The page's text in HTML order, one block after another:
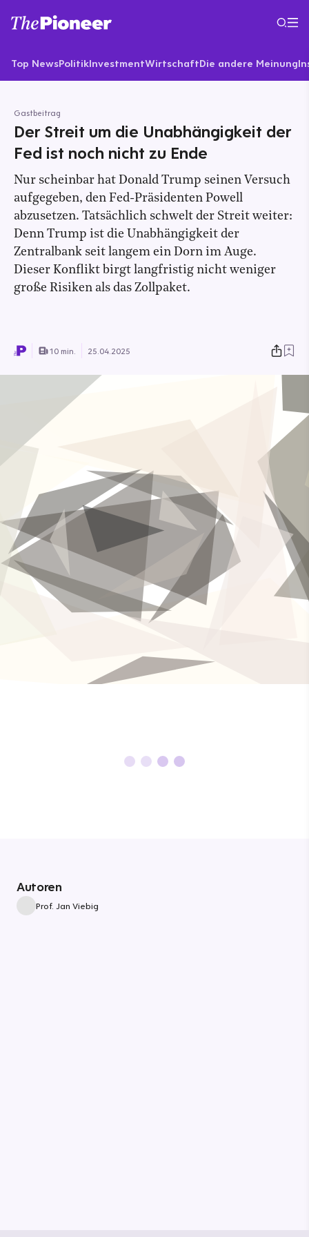
Top NewsPolitikInvestmentWirtschaftDie andere Meinung
Gastbeitrag
Der Streit um die Unabhängigkeit der
Fed ist noch nicht zu Ende
Nur scheinbar hat Donald Trump seinen Versuch
aufgegeben, den Fed-Präsidenten Powell
abzusetzen. Tatsächlich schwelt der Streit weiter:
Denn Trump ist die Unabhängigkeit der
Zentralbank seit langem ein Dorn im Auge.
Dieser Konflikt birgt langfristig nicht weniger
große Risiken als das Zollpaket.
10 min. 25.04.2025
Autoren
Prof. Jan Viebig